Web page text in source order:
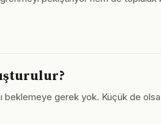
gerek yok. Küçük de